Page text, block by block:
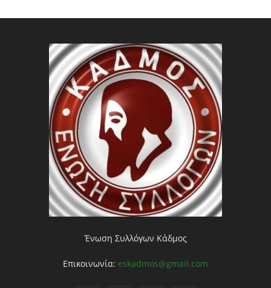
Ένωση Συλλόγων Κάδμος
Επικοινωνία: eskadmos@gmail.com